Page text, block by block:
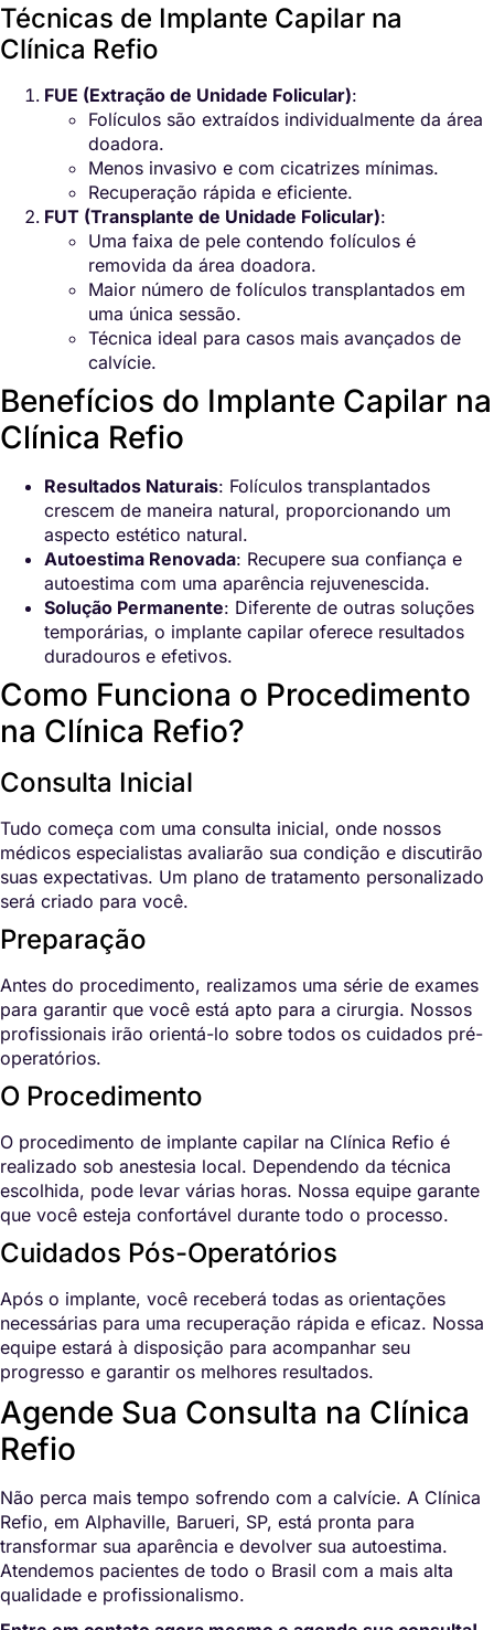
Técnicas de Implante Capilar na
Clínica Refio
FUE (Extração de Unidade Folicular):
Folículos são extraídos individualmente da área
doadora.
Menos invasivo e com cicatrizes mínimas.
Recuperação rápida e eficiente.
FUT (Transplante de Unidade Folicular):
Uma faixa de pele contendo folículos é
removida da área doadora.
Maior número de folículos transplantados em
uma única sessão.
Técnica ideal para casos mais avançados de
calvície.
Benefícios do Implante Capilar na
Clínica Refio
Resultados Naturais: Folículos transplantados
crescem de maneira natural, proporcionando um
aspecto estético natural.
Autoestima Renovada: Recupere sua confiança e
autoestima com uma aparência rejuvenescida.
Solução Permanente: Diferente de outras soluções
temporárias, o implante capilar oferece resultados
duradouros e efetivos.
Como Funciona o Procedimento
na Clínica Refio?
Consulta Inicial
Tudo começa com uma consulta inicial, onde nossos
médicos especialistas avaliarão sua condição e discutirão
suas expectativas. Um plano de tratamento personalizado
será criado para você.
Preparação
Antes do procedimento, realizamos uma série de exames
para garantir que você está apto para a cirurgia. Nossos
profissionais irão orientá-lo sobre todos os cuidados pré-
operatórios.
O Procedimento
O procedimento de implante capilar na Clínica Refio é
realizado sob anestesia local. Dependendo da técnica
escolhida, pode levar várias horas. Nossa equipe garante
que você esteja confortável durante todo o processo.
Cuidados Pós-Operatórios
Após o implante, você receberá todas as orientações
necessárias para uma recuperação rápida e eficaz. Nossa
equipe estará à disposição para acompanhar seu
progresso e garantir os melhores resultados.
Agende Sua Consulta na Clínica
Refio
Não perca mais tempo sofrendo com a calvície. A Clínica
Refio, em Alphaville, Barueri, SP, está pronta para
transformar sua aparência e devolver sua autoestima.
Atendemos pacientes de todo o Brasil com a mais alta
qualidade e profissionalismo.